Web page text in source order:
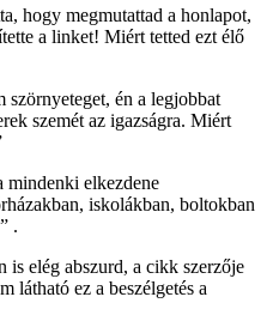
hogy megmutattad a honlapot,
a linket! Miért tetted ezt élő
én a legjobbat
szemét az igazságra. Miért
mindenki elkezdene
iskolákban, boltokban
.
is elég abszurd, a cikk szerzője
látható ez a beszélgetés a